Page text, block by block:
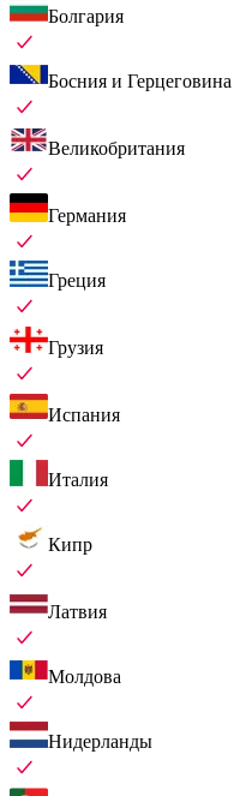
Болгария
Босния и Герцеговина
Великобритания
Германия
Греция
Грузия
Испания
Италия
Кипр
Латвия
Молдова
Нидерланды